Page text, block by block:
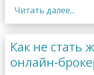
Читать далее...
Как не
онлайн-